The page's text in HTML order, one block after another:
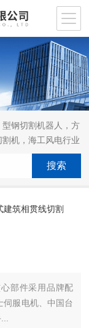
钢切割机器人，方
机，海工风电行业
建筑相贯线切割
部件采用品牌配
服电机、中国台